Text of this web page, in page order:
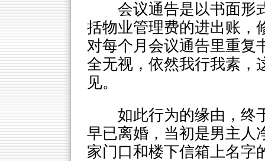
会议通告是以书面形
括物业管理费的进出账，
对每个月会议通告里重复
全无视，依然我行我素，
见。
如此行为的缘由，终
早已离婚，当初是男主人
家门口和楼下信箱上名字